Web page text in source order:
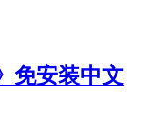
免安装中文